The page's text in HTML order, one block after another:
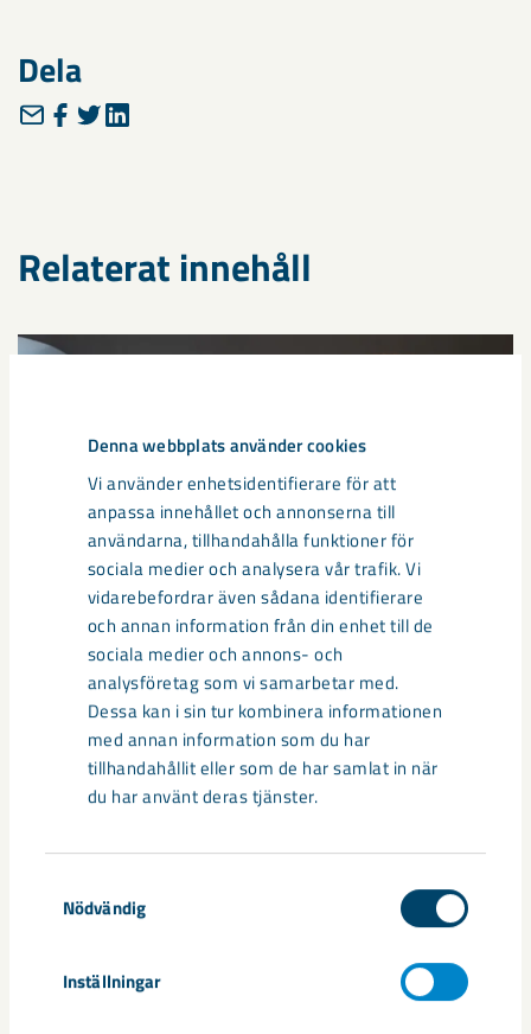
Denna webbplats använder cookies
Vi använder enhetsidentifierare för att
anpassa innehållet och annonserna till
användarna, tillhandahålla funktioner för
sociala medier och analysera vår trafik. Vi
vidarebefordrar även sådana identifierare
och annan information från din enhet till de
sociala medier och annons- och
analysföretag som vi samarbetar med.
Dessa kan i sin tur kombinera informationen
med annan information som du har
tillhandahållit eller som de har samlat in när
du har använt deras tjänster.
Nödvändig
Inställningar
Dela
Relaterat innehåll
Så kan humanoida robotar öka
säkerheten i framtidens gruva
Utvecklingen av humanoida robotar, människoliknande
robotar med armar och ben, går snabbt. I takt med att